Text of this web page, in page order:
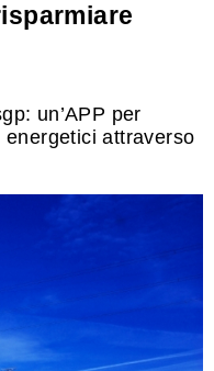
un’APP per
attraverso